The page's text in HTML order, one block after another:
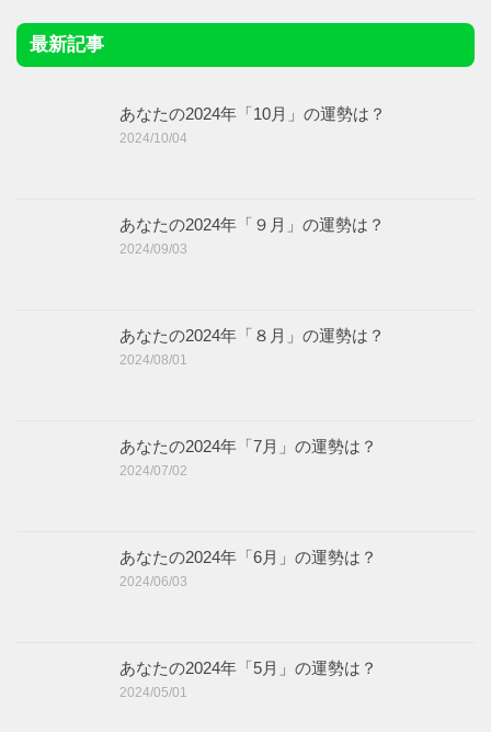
最新記事
あなたの2024年「10月」の運勢は？
2024/10/04
あなたの2024年「９月」の運勢は？
2024/09/03
あなたの2024年「８月」の運勢は？
2024/08/01
あなたの2024年「7月」の運勢は？
2024/07/02
あなたの2024年「6月」の運勢は？
2024/06/03
あなたの2024年「5月」の運勢は？
2024/05/01